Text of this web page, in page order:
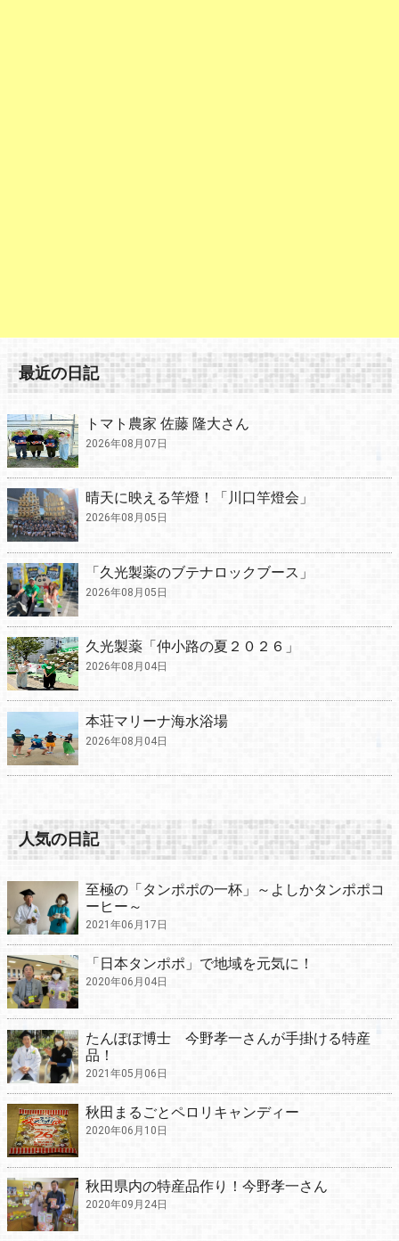
最近の日記
トマト農家 佐藤 隆大さん
2026年08月07日
晴天に映える竿燈！「川口竿燈会」
2026年08月05日
「久光製薬のブテナロックブース」
2026年08月05日
久光製薬「仲小路の夏２０２６」
2026年08月04日
本荘マリーナ海水浴場
2026年08月04日
人気の日記
至極の「タンポポの一杯」～よしかタンポポコ
ーヒー～
2021年06月17日
「日本タンポポ」で地域を元気に！
2020年06月04日
たんぽぽ博士 今野孝一さんが手掛ける特産
品！
2021年05月06日
秋田まるごとペロリキャンディー
2020年06月10日
秋田県内の特産品作り！今野孝一さん
2020年09月24日